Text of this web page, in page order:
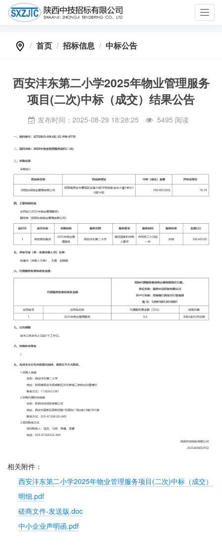
首页 招标信息 中标公告
西安沣东第二小学2025年物业管理服务
项目(二次)中标（成交）结果公告
发布时间：2025-08-29 18:28:25 5495 阅读
相关附件：
西安沣东第二小学2025年物业管理服务项目(二次)中标（成交）
明细.pdf
磋商文件-发送版.doc
中小企业声明函.pdf